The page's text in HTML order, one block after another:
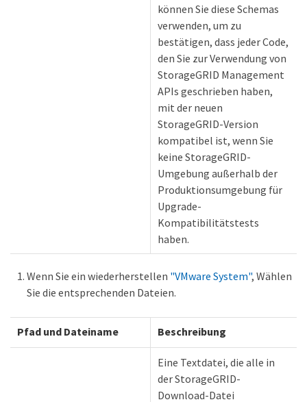
können Sie diese Schemas
verwenden, um zu
bestätigen, dass jeder Code,
den Sie zur Verwendung von
StorageGRID Management
APIs geschrieben haben,
mit der neuen
StorageGRID-Version
kompatibel ist, wenn Sie
keine StorageGRID-
Umgebung außerhalb der
Produktionsumgebung für
Upgrade-
Kompatibilitätstests
haben.
Wenn Sie ein wiederherstellen "VMware System", Wählen
Sie die entsprechenden Dateien.
Pfad und Dateiname Beschreibung
Eine Textdatei, die alle in
der StorageGRID-
Download-Datei